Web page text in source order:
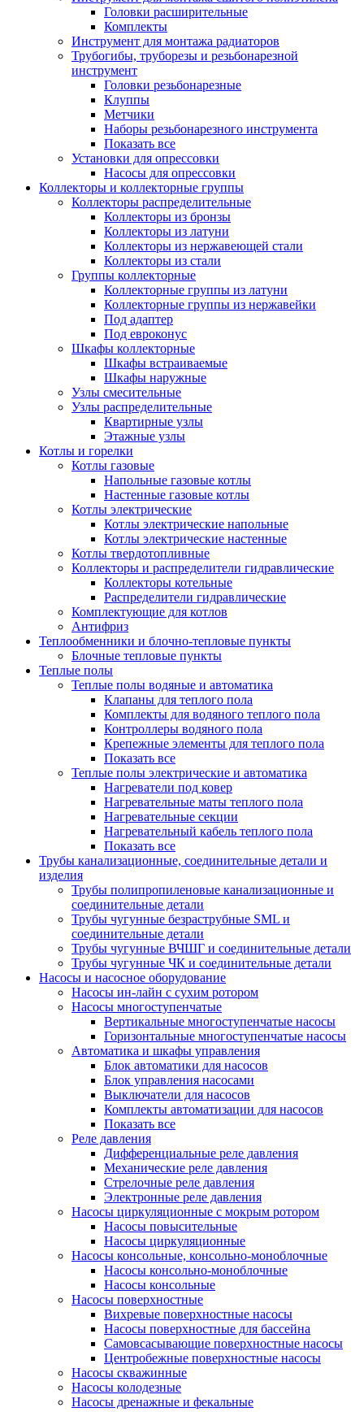
Головки расширительные
Комплекты
Инструмент для монтажа радиаторов
Трубогибы, труборезы и резьбонарезной
инструмент
Головки резьбонарезные
Клуппы
Метчики
Наборы резьбонарезного инструмента
Показать все
Установки для опрессовки
Насосы для опрессовки
Коллекторы и коллекторные группы
Коллекторы распределительные
Коллекторы из бронзы
Коллекторы из латуни
Коллекторы из нержавеющей стали
Коллекторы из стали
Группы коллекторные
Коллекторные группы из латуни
Коллекторные группы из нержавейки
Под адаптер
Под евроконус
Шкафы коллекторные
Шкафы встраиваемые
Шкафы наружные
Узлы смесительные
Узлы распределительные
Квартирные узлы
Этажные узлы
Котлы и горелки
Котлы газовые
Напольные газовые котлы
Настенные газовые котлы
Котлы электрические
Котлы электрические напольные
Котлы электрические настенные
Котлы твердотопливные
Коллекторы и распределители гидравлические
Коллекторы котельные
Распределители гидравлические
Комплектующие для котлов
Антифриз
Теплообменники и блочно-тепловые пункты
Блочные тепловые пункты
Теплые полы
Теплые полы водяные и автоматика
Клапаны для теплого пола
Комплекты для водяного теплого пола
Контроллеры водяного пола
Крепежные элементы для теплого пола
Показать все
Теплые полы электрические и автоматика
Нагреватели под ковер
Нагревательные маты теплого пола
Нагревательные секции
Нагревательный кабель теплого пола
Показать все
Трубы канализационные, соединительные детали и
изделия
Трубы полипропиленовые канализационные и
соединительные детали
Трубы чугунные безраструбные SML и
соединительные детали
Трубы чугунные ВЧШГ и соединительные детали
Трубы чугунные ЧК и соединительные детали
Насосы и насосное оборудование
Насосы ин-лайн с сухим ротором
Насосы многоступенчатые
Вертикальные многоступенчатые насосы
Горизонтальные многоступенчатые насосы
Автоматика и шкафы управления
Блок автоматики для насосов
Блок управления насосами
Выключатели для насосов
Комплекты автоматизации для насосов
Показать все
Реле давления
Дифференциальные реле давления
Механические реле давления
Стрелочные реле давления
Электронные реле давления
Насосы циркуляционные с мокрым ротором
Насосы повысительные
Насосы циркуляционные
Насосы консольные, консольно-моноблочные
Насосы консольно-моноблочные
Насосы консольные
Насосы поверхностные
Вихревые поверхностные насосы
Насосы поверхностные для бассейна
Самовсасывающие поверхностные насосы
Центробежные поверхностные насосы
Насосы скважинные
Насосы колодезные
Насосы дренажные и фекальные